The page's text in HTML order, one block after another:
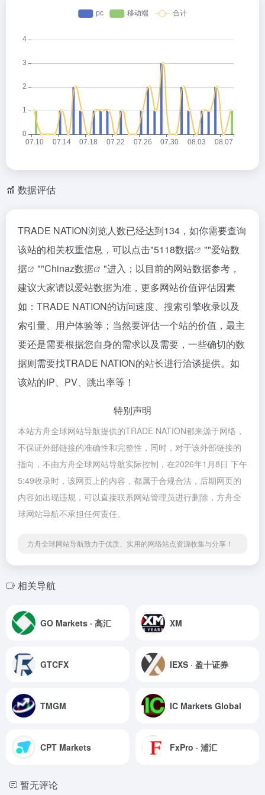
数据评估
TRADE NATION浏览人数已经达到134，如你需要查询
该站的相关权重信息，可以点击"5118数据 ""爱站数
据
""Chinaz数据
"进入；以目前的网站数据参考，
建议大家请以爱站数据为准，更多网站价值评估因素
如：TRADE NATION的访问速度、搜索引擎收录以及
索引量、用户体验等；当然要评估一个站的价值，最主
要还是需要根据您自身的需求以及需要，一些确切的数
据则需要找TRADE NATION的站长进行洽谈提供。如
该站的IP、PV、跳出率等！
特别声明
本站方舟全球网站导航提供的TRADE NATION都来源于网络，
不保证外部链接的准确性和完整性，同时，对于该外部链接的
指向，不由方舟全球网站导航实际控制，在2026年1月8日 下午
5:49收录时，该网页上的内容，都属于合规合法，后期网页的
内容如出现违规，可以直接联系网站管理员进行删除，方舟全
球网站导航不承担任何责任。
方舟全球网站导航致力于优质、实用的网络站点资源收集与分享！
相关导航
GO Markets · 高汇 XM
GTCFX IEXS · 盈十证券
TMGM IC Markets Global
CPT Markets FxPro · 浦汇
暂无评论